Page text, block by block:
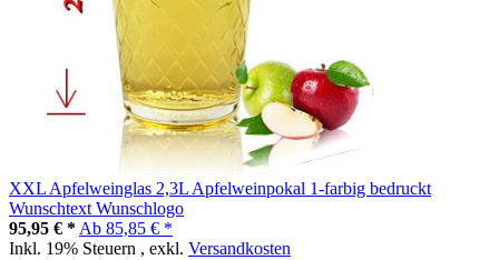
XXL Apfelweinglas 2,3L Apfelweinpokal 1-farbig bedruckt
Wunschtext Wunschlogo
95,95 € * Ab 85,85 € *
Inkl. 19% Steuern , exkl. Versandkosten